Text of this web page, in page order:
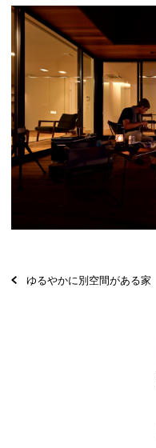
ゆるやかに別空間がある家